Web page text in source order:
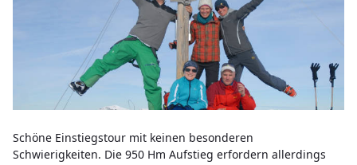
Schöne Einstiegstour mit keinen besonderen
Schwierigkeiten. Die 950 Hm Aufstieg erfordern allerdings